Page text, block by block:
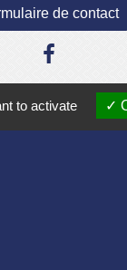
de contact
to activate